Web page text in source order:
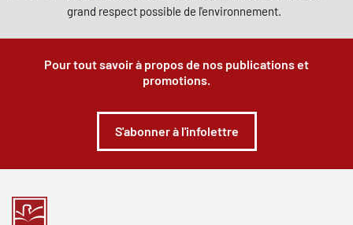
grand respect possible de l'environnement.
Pour tout savoir à propos de nos publications et
promotions.
S'abonner à l'infolettre